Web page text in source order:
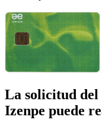
La solicitud
Izenpe puede